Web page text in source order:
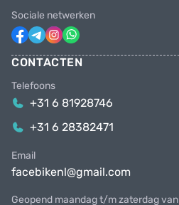
Sociale netwerken
CONTACTEN
Telefoons
+31 6 81928746
+31 6 28382471
Email
facebikenl@gmail.com
Geopend maandag t/m zaterdag van